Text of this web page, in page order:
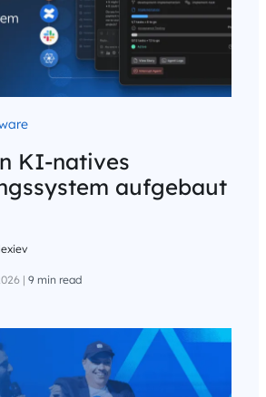
KI-natives
aufgebaut
| 9 min read